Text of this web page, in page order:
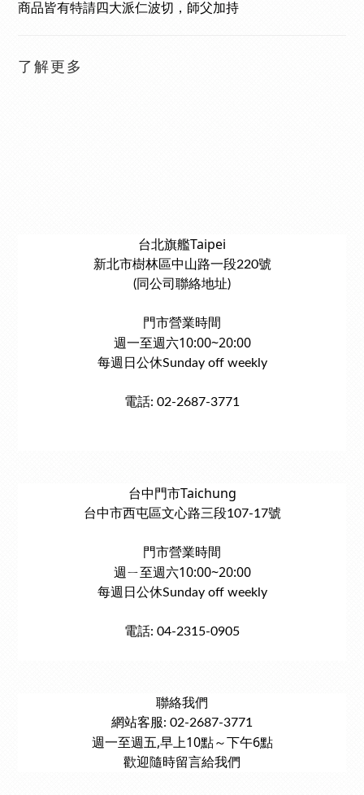
商品皆有特請四大派仁波切，師父加持
了解更多
台北旗艦Taipei
新北市樹林區中山路一段220號
(同公司聯絡地址)
門市營業時間
週一至週六10:00~20:00
每週日公休Sunday off weekly
電話: 02-2687-3771
台中門市Taichung
台中市西屯區文心路三段107-17號
門市營業時間
週ㄧ至週六10:00~20:00
每週日公休Sunday off weekly
電話: 04-2315-0905
聯絡我們
網站客服: 02-2687-3771
週一至週五,早上10點～下午6點
歡迎隨時留言給我們